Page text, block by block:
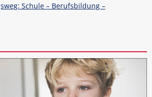
Schule – Berufsbildung –